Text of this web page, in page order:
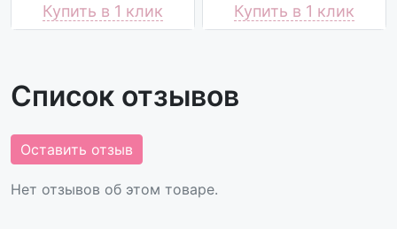
Купить в 1 клик Купить в 1 клик
Список отзывов
Оставить отзыв
Нет отзывов об этом товаре.